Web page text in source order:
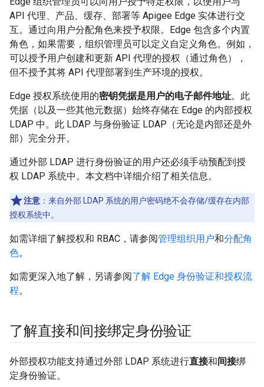
API 代理、产品、缓存、部署等 Apigee Edge 实体进行交
互。通过向用户分配角色来授予权限。Edge 包含多个内置
角色，如果需要，组织管理员可以定义自定义角色。例如，
可以授予用户创建和更新 API 代理的授权（通过角色），
但不授予其将 API 代理部署到生产环境的授权。
Edge 授权系统使用的密钥凭据是用户的电子邮件地址。此
凭据（以及一些其他元数据）始终存储在 Edge 的内部授权
LDAP 中。此 LDAP 与身份验证 LDAP（无论是内部还是外
部）完全分开。
通过外部 LDAP 进行身份验证的用户还必须手动预配到授
权 LDAP 系统中。本文档中详细介绍了相关信息。
注意 ：来自外部 LDAP 系统的用户密码绝不会存储/缓存在内部
授权系统中。
如需详细了解授权和 RBAC，请参阅管理组织用户和分配角
色。
如需更深入地了解，另请参阅了解 Edge 身份验证和授权流
程。
了解直接和间接绑定身份验证
外部授权功能支持通过外部 LDAP 系统进行直接和间接绑
定身份验证。